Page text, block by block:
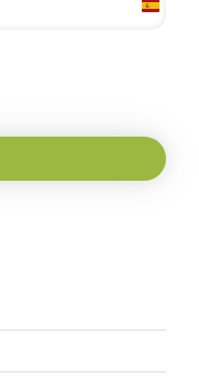
Spain